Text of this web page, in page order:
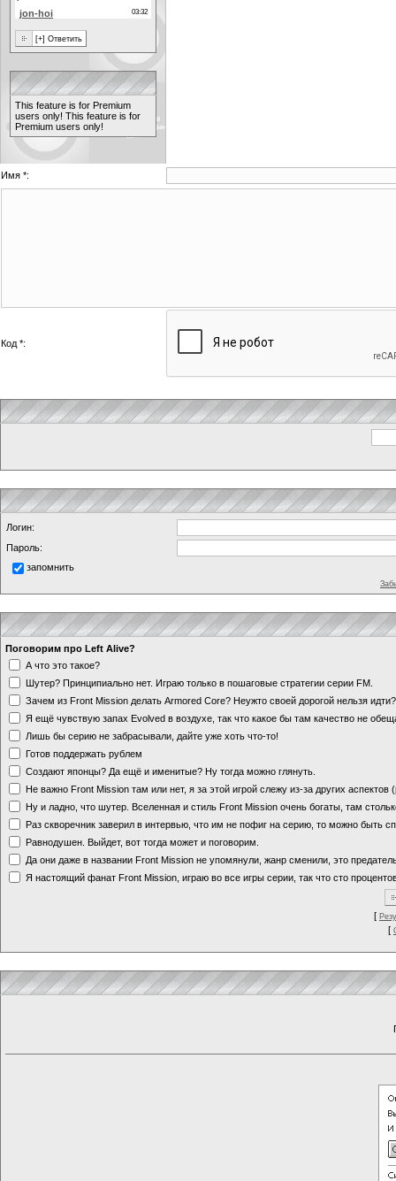
This feature is for Premium
users only! This feature is for
Premium users only!
Имя *:
Код *:
Логин:
Пароль:
запомнить
Поговорим про Left Alive?
А что это такое?
Шутер? Принципиально нет. Играю только в пошаговые стратегии серии FM.
Зачем из Front Mission делать Armored Core? Неужто своей дорогой нельзя
Я ещё чувствую запах Evolved в воздухе, так что какое бы там качество не
Лишь бы серию не забрасывали, дайте уже хоть что-то!
Готов поддержать рублем
Создают японцы? Да ещё и именитые? Ну тогда можно глянуть.
Не важно Front Mission там или нет, я за этой игрой слежу из-за других аспектов
Ну и ладно, что шутер. Вселенная и стиль Front Mission очень богаты, там
Раз скворечник заверил в интервью, что им не пофиг на серию, то можно быть
Равнодушен. Выйдет, вот тогда может и поговорим.
Да они даже в названии Front Mission не упомянули, жанр сменили, это
Я настоящий фанат Front Mission, играю во все игры серии, так что сто
[
[